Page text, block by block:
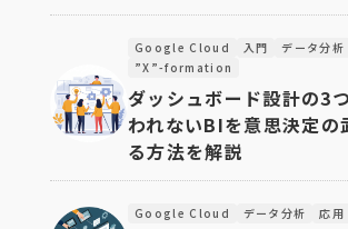
Google Cloud 入門
データ分析
”X”-formation
ダッシュボード設計の3
われないBIを意思決定の
る方法を解説
Google Cloud データ分析 応用